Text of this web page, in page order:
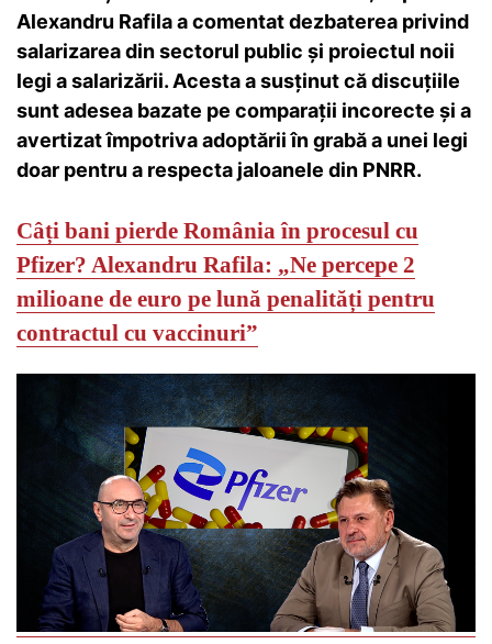
Alexandru Rafila a comentat dezbaterea privind
salarizarea din sectorul public și proiectul noii
legi a salarizării. Acesta a susținut că discuțiile
sunt adesea bazate pe comparații incorecte și a
avertizat împotriva adoptării în grabă a unei legi
doar pentru a respecta jaloanele din PNRR.
Câți bani pierde România în procesul cu
Pfizer? Alexandru Rafila: „Ne percepe 2
milioane de euro pe lună penalități pentru
contractul cu vaccinuri”